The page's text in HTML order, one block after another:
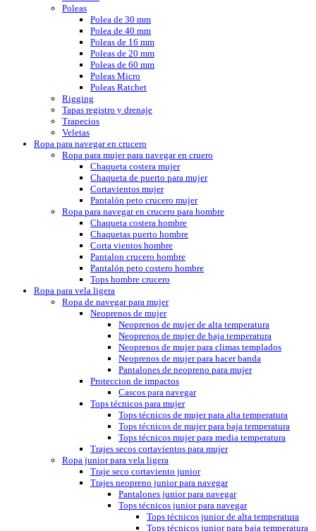
Poleas
Polea de 30 mm
Polea de 40 mm
Poleas de 16 mm
Poleas de 20 mm
Poleas de 60 mm
Poleas Micro
Poleas Ratchet
Rigging
Tapas registro y drenaje
Trapecios
Veletas
Ropa para navegar en crucero
Ropa para mujer para navegar en cruero
Chaqueta costera mujer
Chaqueta de puerto para mujer
Cortavientos mujer
Pantalón peto crucero mujer
Ropa para navegar en crucero para hombre
Chaqueta costera hombre
Chaquetas puerto hombre
Corta vientos hombre
Pantalon crucero hombre
Pantalón peto costero hombre
Tops hombre crucero
Ropa para vela ligera
Ropa de navegar para mujer
Neoprenos de mujer
Neoprenos de mujer de alta temperatura
Neoprenos de mujer de baja temperatura
Neoprenos de mujer para climas templados
Neoprenos de mujer para hacer banda
Pantalones de neopreno para mujer
Proteccion de impactos
Cascos para navegar
Tops técnicos para mujer
Tops técnicos de mujer para alta temperatura
Tops técnicos de mujer para baja temperatura
Tops técnicos mujer para media temperatura
Trajes secos cortavientos para mujer
Ropa junior para vela ligera
Traje seco cortaviento junior
Trajes neopreno junior para navegar
Pantalones junior para navegar
Tops técnicos junior para navegar
Tops técnicos junior de alta temperatura
Tops técnicos junior para baja temperatura